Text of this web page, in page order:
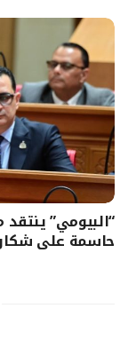
“البيومي” ينتقد
حاسمة على